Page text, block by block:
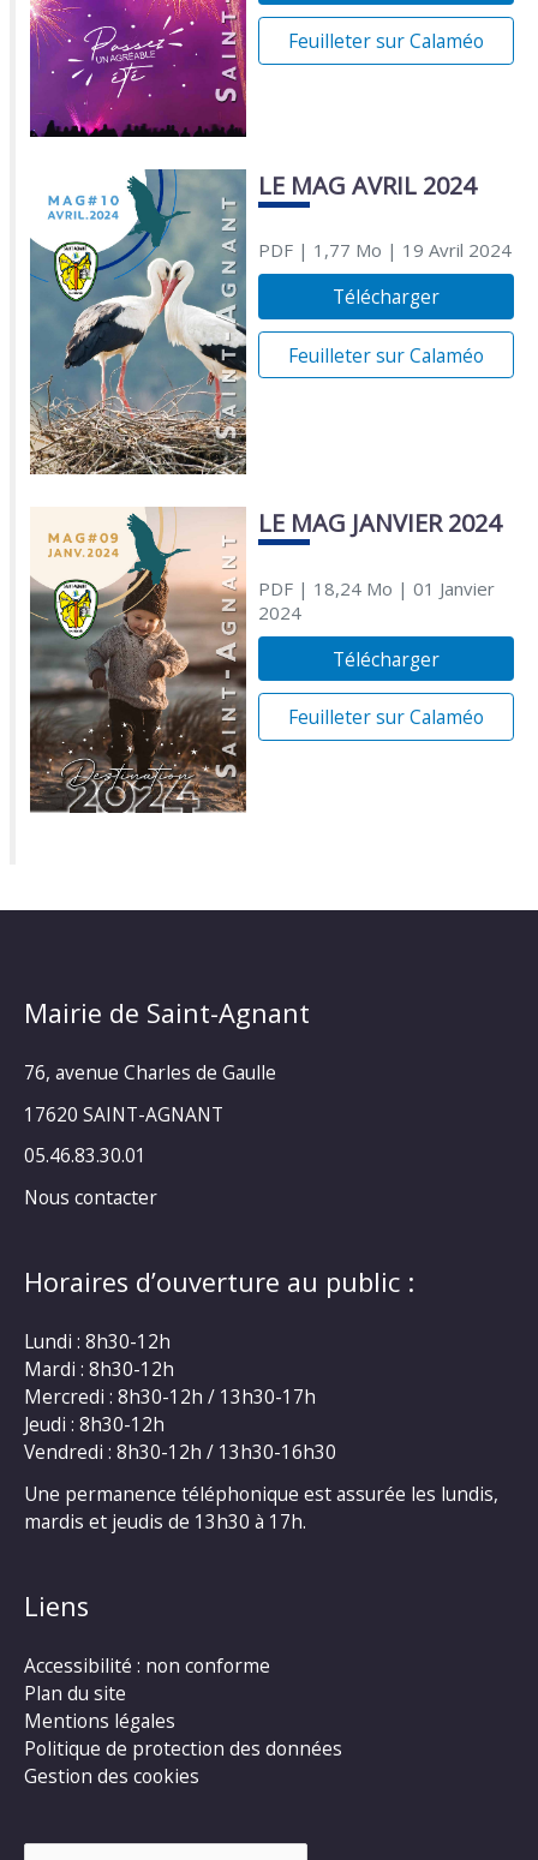
Feuilleter sur Calaméo
LE MAG AVRIL 2024
PDF| 1,77 Mo | 19 Avril 2024
Télécharger
Feuilleter sur Calaméo
LE MAG JANVIER 2024
PDF| 18,24 Mo | 01 Janvier
2024
Télécharger
Feuilleter sur Calaméo
Mairie de Saint-Agnant
76, avenue Charles de Gaulle
17620 SAINT-AGNANT
05.46.83.30.01
Nous contacter
Horaires d’ouverture au public :
Lundi : 8h30-12h
Mardi : 8h30-12h
Mercredi : 8h30-12h / 13h30-17h
Jeudi : 8h30-12h
Vendredi : 8h30-12h / 13h30-16h30
Une permanence téléphonique est assurée les lundis,
mardis et jeudis de 13h30 à 17h.
Liens
Accessibilité : non conforme
Plan du site
Mentions légales
Politique de protection des données
Gestion des cookies